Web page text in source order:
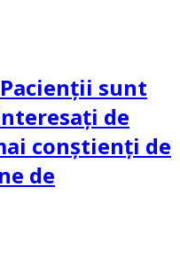
sunt
de
conștienți de
de